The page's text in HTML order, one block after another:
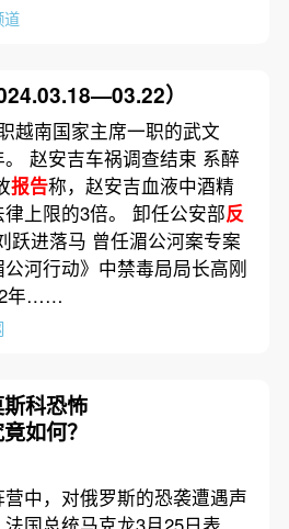
道
）
越南国家主席一职的武文
赵安吉车祸调查结束 系醉
报告称，赵安吉血液中酒精
上限的3倍。 卸任公安部反
跃进落马 曾任湄公河案专案
河行动》中禁毒局局长高刚
年……
斯科恐怖
如何？
中，对俄罗斯的恐袭遭遇声